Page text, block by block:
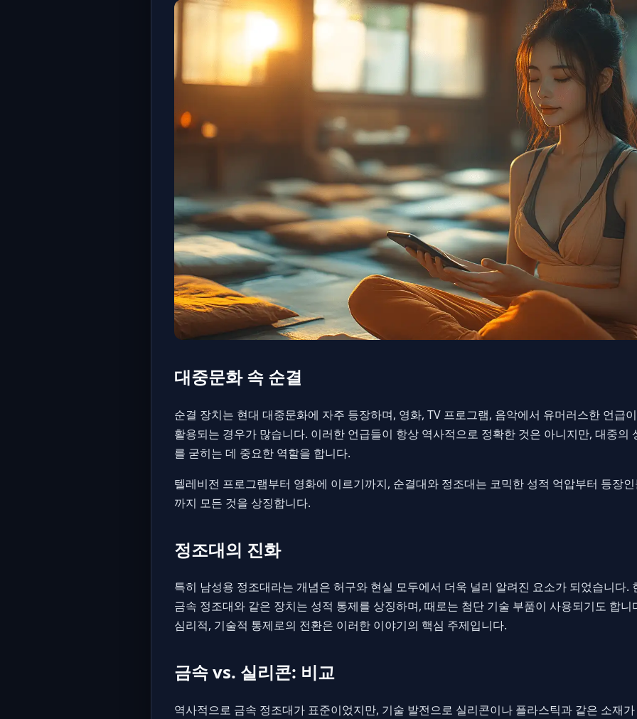
대중문화 속 순결
순결 장치는 현대 대중문화에 자주 등장하며, 영화, TV 프로그램, 음악에서 유머러스한 언급
활용되는 경우가 많습니다. 이러한 언급들이 항상 역사적으로 정확한 것은 아니지만, 대중의
를 굳히는 데 중요한 역할을 합니다.
텔레비전 프로그램부터 영화에 이르기까지, 순결대와 정조대는 코믹한 성적 억압부터 등장
까지 모든 것을 상징합니다.
정조대의 진화
특히 남성용 정조대라는 개념은 허구와 현실 모두에서 더욱 널리 알려진 요소가 되었습니다.
금속 정조대와 같은 장치는 성적 통제를 상징하며, 때로는 첨단 기술 부품이 사용되기도 합
심리적, 기술적 통제로의 전환은 이러한 이야기의 핵심 주제입니다.
금속 vs. 실리콘: 비교
역사적으로 금속 정조대가 표준이었지만, 기술 발전으로 실리콘이나 플라스틱과 같은 소재